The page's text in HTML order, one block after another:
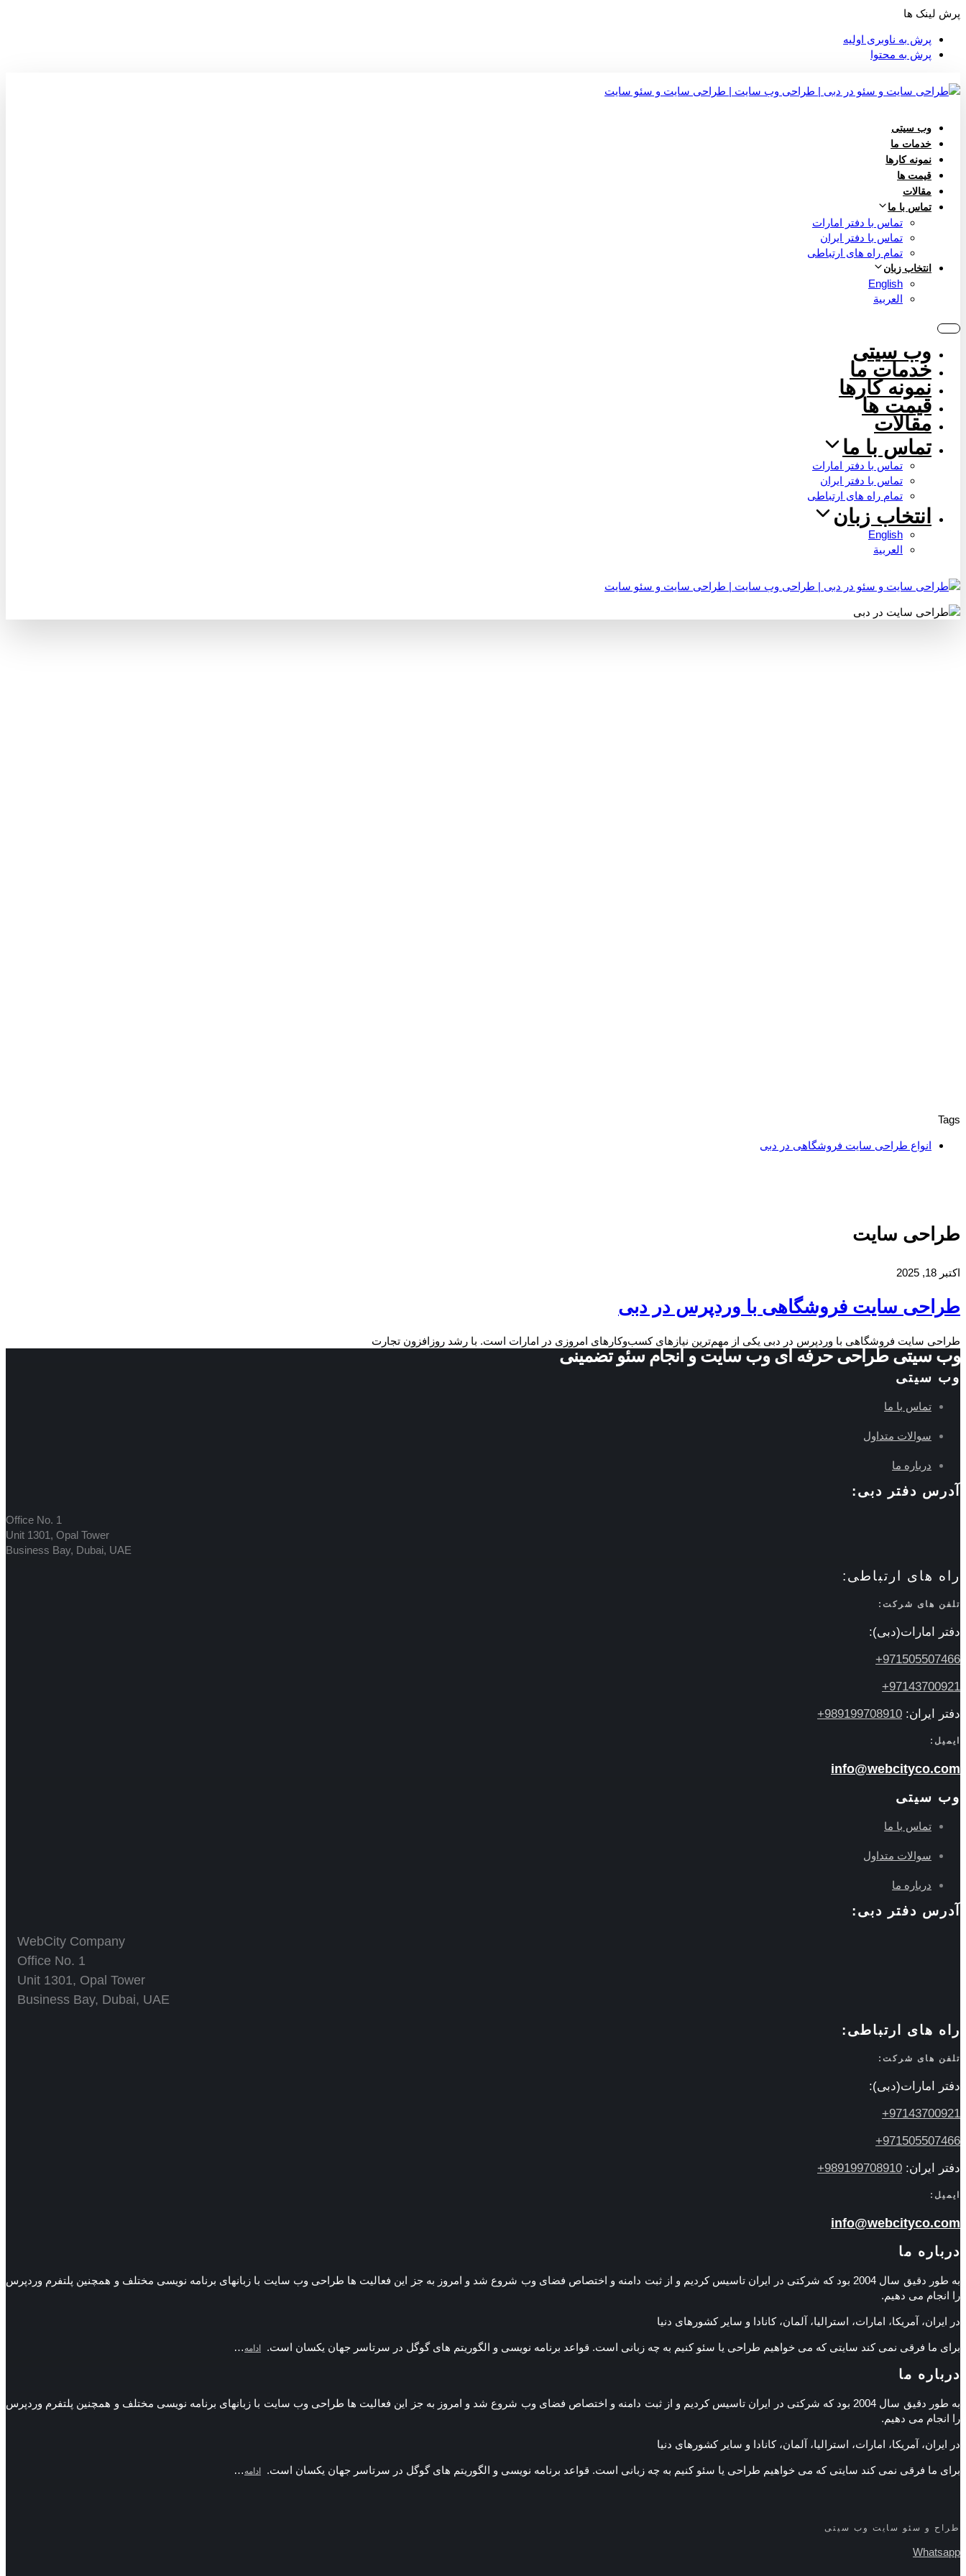
پرش لینک ها
پرش به ناوبری اولیه
پرش به محتوا
وب سیتی
خدمات ما
نمونه کارها
قیمت ها
مقالات
تماس با ما
تماس با دفتر امارات
تماس با دفتر ایران
تمام راه های ارتباطی
انتخاب زبان
English
العربية
وب سیتی
خدمات ما
نمونه کارها
قیمت ها
مقالات
تماس با ما
تماس با دفتر امارات
تماس با دفتر ایران
تمام راه های ارتباطی
انتخاب زبان
English
العربية
Tags
انواع طراحی سایت فروشگاهی در دبی
طراحی سایت
اکتبر 18, 2025
طراحی سایت فروشگاهی با وردپرس در دبی
طراحی سایت فروشگاهی با وردپرس در دبی یکی از مهم‌ترین نیازهای کسب‌وکارهای امروزی در امارات است. با رشد روزافزون تجارت
وب سیتی طراحی حرفه ای وب سایت و انجام سئو تضمینی
وب سیتی
تماس با ما
سوالات متداول
درباره ما
آدرس دفتر دبی:
Office No. 1
Unit 1301, Opal Tower
Business Bay, Dubai, UAE
راه های ارتباطی:
تلفن های شرکت:
دفتر امارات(دبی):
971505507466+
97143700921+
دفتر ایران: 989199708910+
ایمیل:
info@webcityco.com
وب سیتی
تماس با ما
سوالات متداول
درباره ما
آدرس دفتر دبی:
WebCity Company
Office No. 1
Unit 1301, Opal Tower
Business Bay, Dubai, UAE
راه های ارتباطی:
تلفن های شرکت:
دفتر امارات(دبی):
97143700921+
971505507466+
دفتر ایران: 989199708910+
ایمیل:
info@webcityco.com
درباره ما
به طور دقیق سال 2004 بود که شرکتی در ایران تاسیس کردیم و از ثبت دامنه و اختصاص فضای وب شروع شد و امروز به جز این فعالیت ها طراحی وب سایت با زبانهای برنامه نویسی مختلف و همچنین پلتفرم وردپرس
را انجام می دهیم.
در ایران، آمریکا، امارات، استرالیا، آلمان، کانادا و سایر کشورهای دنیا
برای ما فرقی نمی کند سایتی که می خواهیم طراحی یا سئو کنیم به چه زبانی است. قواعد برنامه نویسی و الگوریتم های گوگل در سرتاسر جهان یکسان است. ادامه …
درباره ما
به طور دقیق سال 2004 بود که شرکتی در ایران تاسیس کردیم و از ثبت دامنه و اختصاص فضای وب شروع شد و امروز به جز این فعالیت ها طراحی وب سایت با زبانهای برنامه نویسی مختلف و همچنین پلتفرم وردپرس
را انجام می دهیم.
در ایران، آمریکا، امارات، استرالیا، آلمان، کانادا و سایر کشورهای دنیا
برای ما فرقی نمی کند سایتی که می خواهیم طراحی یا سئو کنیم به چه زبانی است. قواعد برنامه نویسی و الگوریتم های گوگل در سرتاسر جهان یکسان است. ادامه …
طراح و سئو سایت وب سیتی
Whatsapp